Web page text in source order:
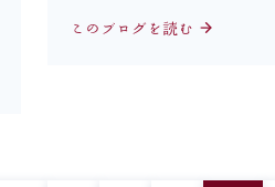
このブログを読む